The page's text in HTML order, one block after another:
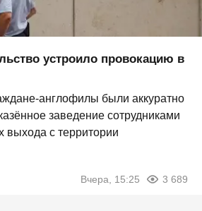
устроило провокацию в
англофилы были аккуратно
заведение сотрудниками
выхода с территории
Вчера, 15:25 3 689